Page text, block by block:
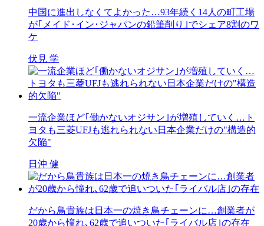
中国に進出しなくてよかった…93年続く14人の町工場
が｢メイド･イン･ジャパンの鉛筆削り｣でシェア8割のワ
ケ
伏見 学
一流企業ほど｢働かないオジサン｣が増殖していく…ト
ヨタも三菱UFJも逃れられない日本企業だけの"構造的
欠陥"
日沖 健
だから鳥貴族は日本一の焼き鳥チェーンに…創業者が
20歳から憧れ､62歳で追いついた｢ライバル店｣の存在